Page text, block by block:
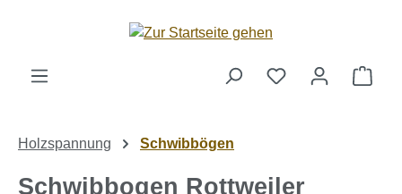
Zum Hauptinhalt springen
Holzspannung Schwibbögen
Schwibbogen Rottweiler